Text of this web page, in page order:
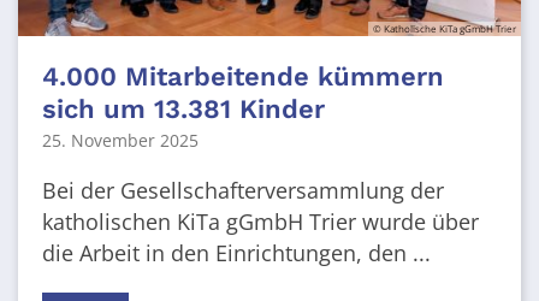
© Katholische KiTa gGmbH Trier
4.000 Mitarbeitende kümmern
sich um 13.381 Kinder
25. November 2025
Bei der Gesellschafterversammlung der
katholischen KiTa gGmbH Trier wurde über
die Arbeit in den Einrichtungen, den ...